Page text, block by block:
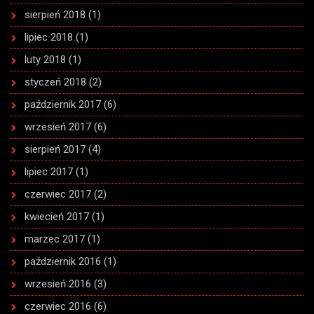
sierpień 2018 (1)
lipiec 2018 (1)
luty 2018 (1)
styczeń 2018 (2)
październik 2017 (6)
wrzesień 2017 (6)
sierpień 2017 (4)
lipiec 2017 (1)
czerwiec 2017 (2)
kwiecień 2017 (1)
marzec 2017 (1)
październik 2016 (1)
wrzesień 2016 (3)
czerwiec 2016 (6)